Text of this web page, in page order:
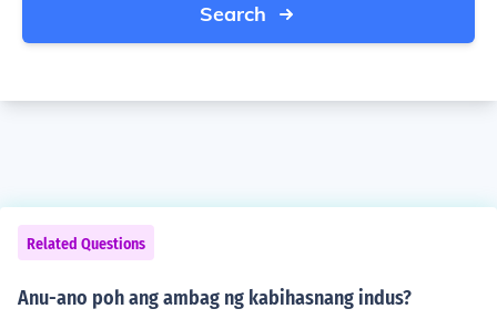
Search
Related Questions
Anu-ano poh ang ambag ng kabihasnang indus?